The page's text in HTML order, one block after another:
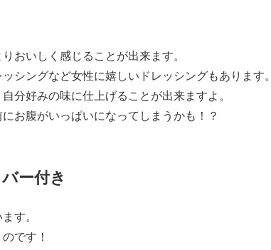
おいしく感じることが出来ます。
シングなど女性に嬉しいドレッシングもあります。
分好みの味に仕上げることが出来ますよ。
お腹がいっぱいになってしまうかも！？
ー付き
す。
です！